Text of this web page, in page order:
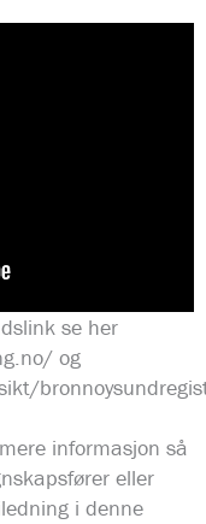
se her
og
informasjon så
eller
i denne